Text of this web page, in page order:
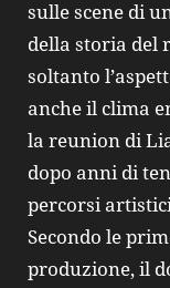
sulle scene di
della storia del
soltanto
anche il clima
la reunion di
dopo anni di
percorsi
Secondo le
produzione, il